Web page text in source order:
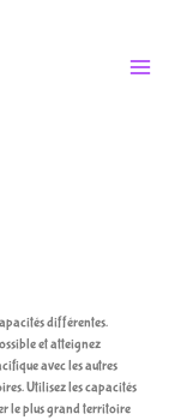
différentes.
et atteignez
avec les autres
Utilisez les capacités
le plus grand territoire